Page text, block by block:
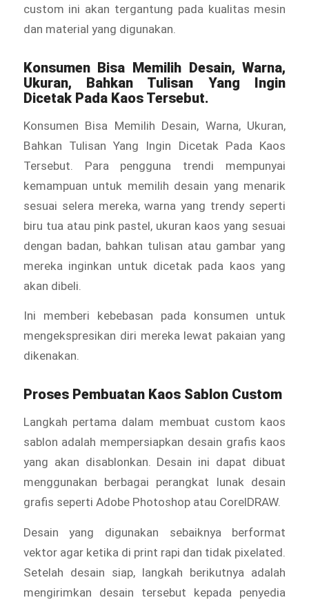
custom ini akan tergantung pada kualitas mesin
dan material yang digunakan.
Konsumen Bisa Memilih Desain, Warna,
Ukuran, Bahkan Tulisan Yang Ingin
Dicetak Pada Kaos Tersebut.
Konsumen Bisa Memilih Desain, Warna, Ukuran,
Bahkan Tulisan Yang Ingin Dicetak Pada Kaos
Tersebut. Para pengguna trendi mempunyai
kemampuan untuk memilih desain yang menarik
sesuai selera mereka, warna yang trendy seperti
biru tua atau pink pastel, ukuran kaos yang sesuai
dengan badan, bahkan tulisan atau gambar yang
mereka inginkan untuk dicetak pada kaos yang
akan dibeli.
Ini memberi kebebasan pada konsumen untuk
mengekspresikan diri mereka lewat pakaian yang
dikenakan.
Proses Pembuatan Kaos Sablon Custom
Langkah pertama dalam membuat custom kaos
sablon adalah mempersiapkan desain grafis kaos
yang akan disablonkan. Desain ini dapat dibuat
menggunakan berbagai perangkat lunak desain
grafis seperti Adobe Photoshop atau CorelDRAW.
Desain yang digunakan sebaiknya berformat
vektor agar ketika di print rapi dan tidak pixelated.
Setelah desain siap, langkah berikutnya adalah
mengirimkan desain tersebut kepada penyedia